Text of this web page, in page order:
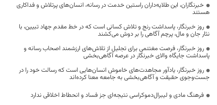
خبرنگاران، این طلایه‌داران راستین خدمت در رسانه، انسان‌های پرتلاش و فداکاری
هستند
روز خبرنگار، پاسداشت رنج و تلاش کسانی است که در خط مقدم جهاد تبیین، با
نثار جان و مال، پرچم آگاهی را بر دوش می‌کشند
روز خبرنگار، فرصت مغتنمی برای تجلیل از تلاش‌های ارزشمند اصحاب رسانه و
پاسداشت جایگاه والای خبرنگار در عرصه آگاهی‌بخشی
روز خبرنگار، یادآور مجاهدت‌های خاموش انسان‌هایی است که رسالت خود را در
جست‌وجوی حقیقت و آگاهی‌بخشی به جامعه معنا کرده‌اند
فرهنگ مادی و لیبرال‌دموکراسی نتیجه‌ای جز فساد و انحطاط اخلاقی ندارد